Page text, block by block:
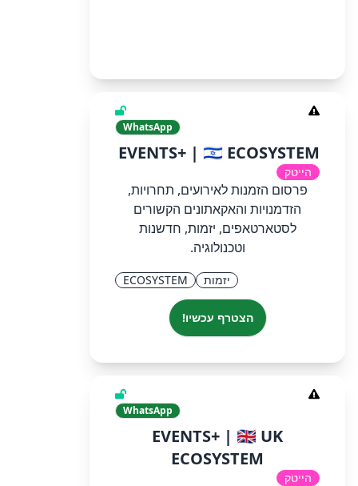
WhatsApp
EVENTS+ | 🇮🇱 ECOSYSTEM
הייטק
פרסום הזמנות לאירועים, תחרויות,
הזדמנויות והאקאתונים הקשורים
לסטארטאפים, יזמות, חדשנות
וטכנולוגיה.
יזמות ECOSYSTEM
הצטרף עכשיו!
WhatsApp
EVENTS+ | 🇬🇧 UK
ECOSYSTEM
הייטק